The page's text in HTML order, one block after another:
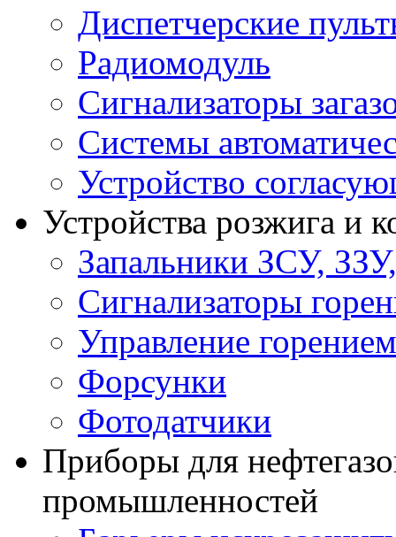
Диспетчерские
Радиомодуль
Сигнализаторы
Системы
Устройство
Устройства розжига и
Запальники ЗСУ,
Сигнализаторы
Управление горением
Форсунки
Фотодатчики
Приборы для
промышленностей